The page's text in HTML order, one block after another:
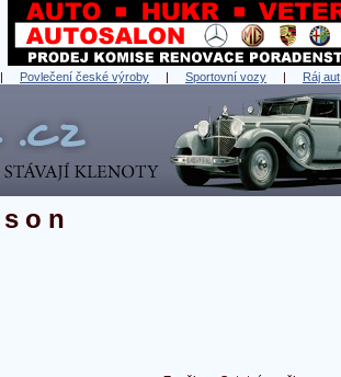
Povlečení české výroby | Sportovní vozy | Ráj aut